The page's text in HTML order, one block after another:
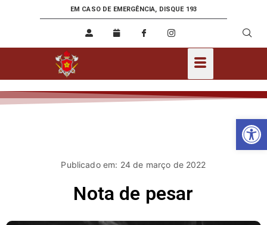
EM CASO DE EMERGÊNCIA, DISQUE 193
Publicado em: 24 de março de 2022
Nota de pesar